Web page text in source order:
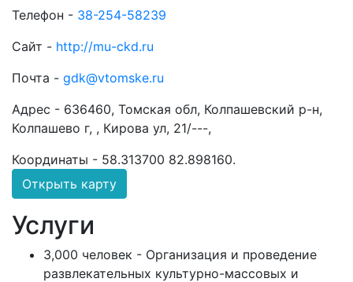
Телефон - 38-254-58239
Сайт - http://mu-ckd.ru
Почта - gdk@vtomske.ru
Адрес - 636460, Томская обл, Колпашевский р-н,
Колпашево г, , Кирова ул, 21/---,
Координаты - 58.313700 82.898160.
Открыть карту
Услуги
3,000 человек - Организация и проведение
развлекательных культурно-массовых и